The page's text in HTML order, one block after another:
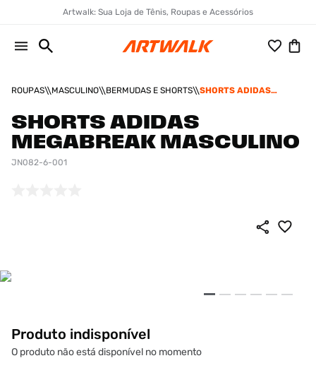
Artwalk: Sua Loja de Tênis, Roupas e Acessórios
ROUPAS MASCULINO BERMUDAS E SHORTS
SHORTS ADIDAS
SHORTS ADIDAS
MEGABREAK MASCULINO
JN082-6-001
Produto indisponível
O produto não está disponível no momento